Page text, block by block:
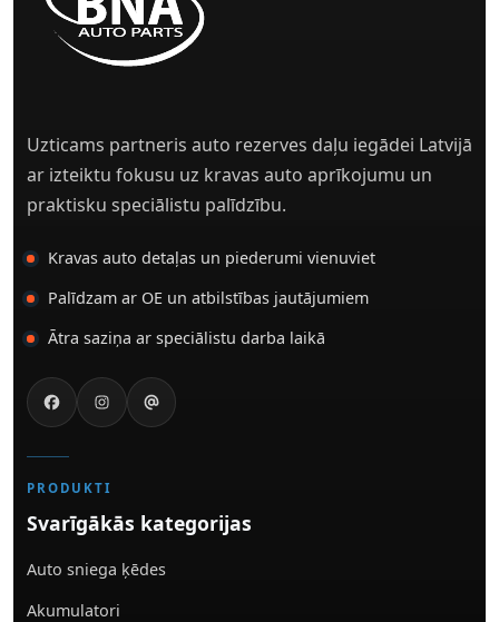
Uzticams partneris auto rezerves daļu iegādei Latvijā
ar izteiktu fokusu uz kravas auto aprīkojumu un
praktisku speciālistu palīdzību.
Kravas auto detaļas un piederumi vienuviet
Palīdzam ar OE un atbilstības jautājumiem
Ātra saziņa ar speciālistu darba laikā
PRODUKTI
Svarīgākās kategorijas
Auto sniega ķēdes
Akumulatori